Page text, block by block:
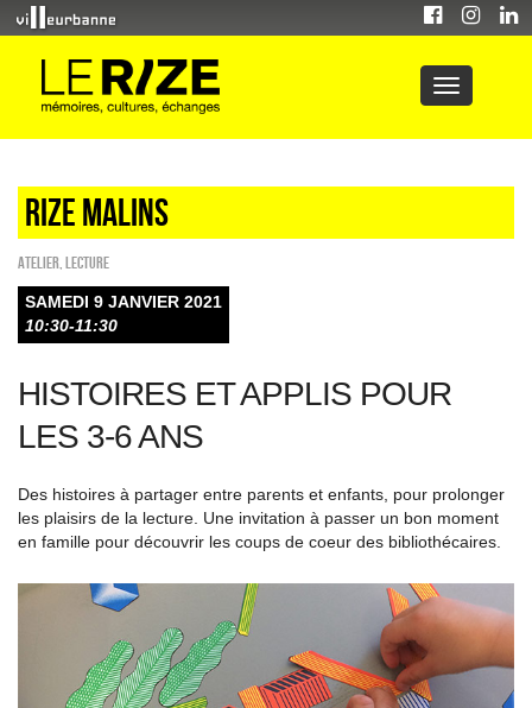
Rize malins
Atelier Lecture
SAMEDI 9 JANVIER 2021
10:30-11:30
HISTOIRES ET APPLIS POUR
LES 3-6 ANS
Des histoires à partager entre parents et enfants, pour prolonger
les plaisirs de la lecture. Une invitation à passer un bon moment
en famille pour découvrir les coups de coeur des bibliothécaires.